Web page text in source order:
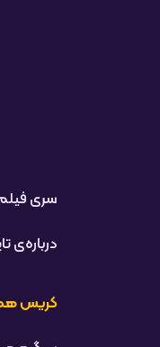
سری
کریس